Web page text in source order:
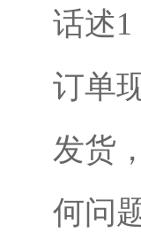
话述
订单
发货
何问